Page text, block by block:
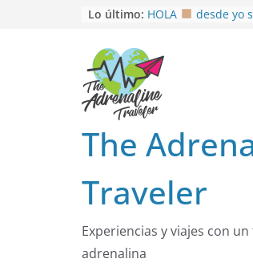
Lo último: HOLA
desde yo
EL SENDERO DEL
opción
HOSPEDAJE AL
En
MULITO!
The
Traveler
Experiencias y viajes con
adrenalina